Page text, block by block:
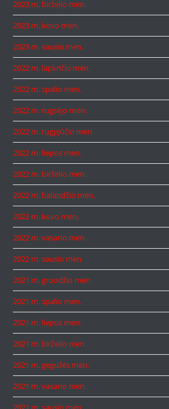
2023 m. birželio mėn.
2023 m. kovo mėn.
2023 m. sausio mėn.
2022 m. lapkričio mėn.
2022 m. spalio mėn.
2022 m. rugsėjo mėn.
2022 m. rugpjūčio mėn.
2022 m. liepos mėn.
2022 m. birželio mėn.
2022 m. balandžio mėn.
2022 m. kovo mėn.
2022 m. vasario mėn.
2022 m. sausio mėn.
2021 m. gruodžio mėn.
2021 m. spalio mėn.
2021 m. liepos mėn.
2021 m. birželio mėn.
2021 m. gegužės mėn.
2021 m. vasario mėn.